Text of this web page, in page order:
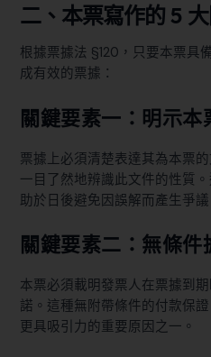
二、本票寫作的 5
根據票據法 §120，只要本票具
成有效的票據：
關鍵要素一：明示本
票據上必須清楚表達其為本票
一目了然地辨識此文件的性質
助於日後避免因誤解而產生爭議
關鍵要素二：無條件
本票必須載明發票人在票據到
諾。這種無附帶條件的付款保
更具吸引力的重要原因之一。